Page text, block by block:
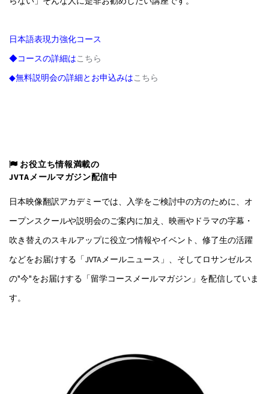
日本語表現力強化コース
◆コースの詳細はこちら
◆無料説明会の詳細とお申込みはこちら
お役立ち情報満載の
JVTAメールマガジン配信中
日本映像翻訳アカデミーでは、入学をご検討中の方のために、オ
ープンスクールや説明会のご案内に加え、映画やドラマの字幕・
吹き替えのスキルアップに役立つ情報やイベント、修了生の活躍
などをお届けする「JVTAメールニュース」、そしてロサンゼルス
の"今"をお届けする「留学コースメールマガジン」を配信していま
す。